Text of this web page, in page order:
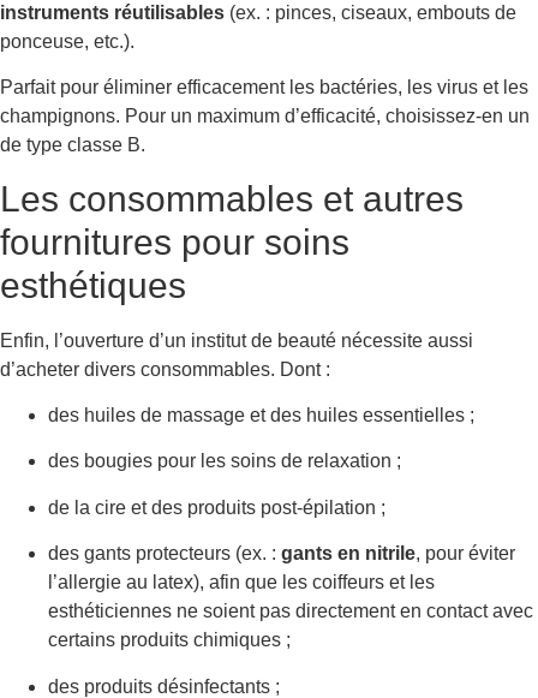
instruments réutilisables (ex. : pinces, ciseaux, embouts de
ponceuse, etc.).
Parfait pour éliminer efficacement les bactéries, les virus et les
champignons. Pour un maximum d’efficacité, choisissez-en un
de type classe B.
Les consommables et autres
fournitures pour soins
esthétiques
Enfin, l’ouverture d’un institut de beauté nécessite aussi
d’acheter divers consommables. Dont :
des huiles de massage et des huiles essentielles ;
des bougies pour les soins de relaxation ;
de la cire et des produits post-épilation ;
des gants protecteurs (ex. : gants en nitrile, pour éviter
l’allergie au latex), afin que les coiffeurs et les
esthéticiennes ne soient pas directement en contact avec
certains produits chimiques ;
des produits désinfectants ;